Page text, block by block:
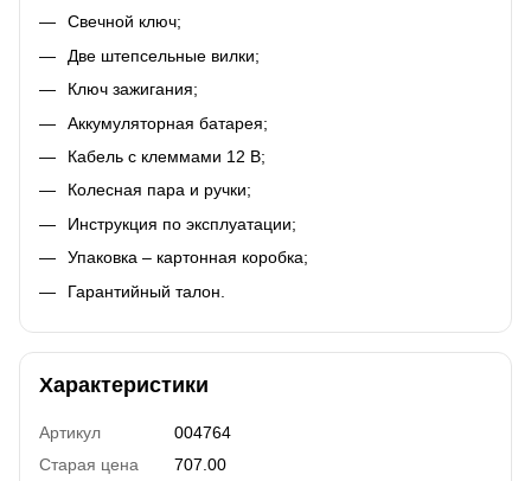
Свечной ключ;
Две штепсельные вилки;
Ключ зажигания;
Аккумуляторная батарея;
Кабель с клеммами 12 В;
Колесная пара и ручки;
Инструкция по эксплуатации;
Упаковка – картонная коробка;
Гарантийный талон.
Характеристики
Артикул
004764
Старая цена
707.00